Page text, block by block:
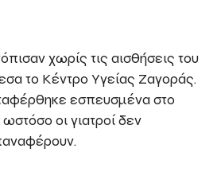
χωρίς τις αισθήσεις του
το Κέντρο Υγείας Ζαγοράς.
εσπευσμένα στο
οι γιατροί δεν